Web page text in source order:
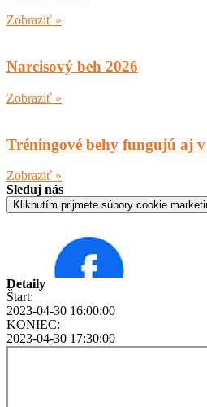
Zobraziť »
Narcisový beh 2026
Zobraziť »
Tréningové behy fungujú aj
Zobraziť »
Sleduj nás
Kliknutím prijmete súbory cookie
Detaily
Štart:
2023-04-30 16:00:00
KONIEC:
2023-04-30 17:30:00